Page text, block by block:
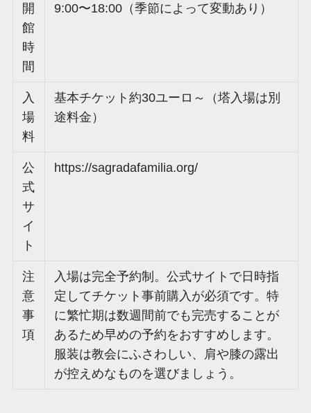
開
館
時
間
9:00〜18:00（季節によって変動あり）
入
場
料
基本チケット約30ユーロ～（塔入場は別
途料金）
公
式
サ
イ
ト
https://sagradafamilia.org/
注
意
事
項
入場は完全予約制。公式サイトで日時指
定してチケット事前購入が必須です。特
に繁忙期は数週間前でも完売することが
あるため早めの予約をおすすめします。
服装は教会にふさわしい、肩や膝の露出
が控えめなものを選びましょう。